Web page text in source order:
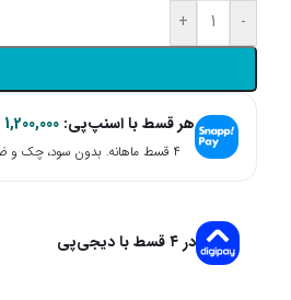
-
+
هر قسط با اسنپ‌پی: 1,200,000
۴ قسط ماهانه. بدون سود، چک و ضامن.
در ۴ قسط با دیجی‌پی